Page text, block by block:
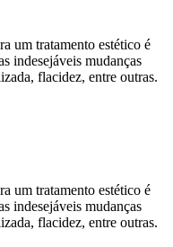
um tratamento estético é
indesejáveis mudanças
flacidez, entre outras.
um tratamento estético é
indesejáveis mudanças
flacidez, entre outras.